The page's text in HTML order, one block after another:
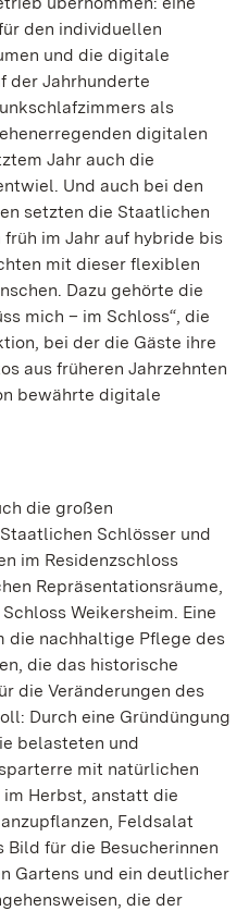
den individuellen
und die digitale
der Jahrhunderte
als
digitalen
Jahr auch die
Und auch bei den
setzten die Staatlichen
im Jahr auf hybride bis
mit dieser flexiblen
Dazu gehörte die
mich – im Schloss“, die
bei der die Gäste ihre
aus früheren Jahrzehnten
bewährte digitale
die großen
Schlösser und
im Residenzschloss
Repräsentationsräume,
Weikersheim. Eine
die nachhaltige Pflege des
die das historische
die Veränderungen des
Durch eine Gründüngung
belasteten und
mit natürlichen
Herbst, anstatt die
Feldsalat
für die Besucherinnen
Gartens und ein deutlicher
die der